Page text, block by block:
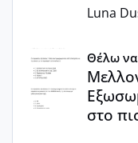
Luna
Μελλοντικές
Θέλω
στο